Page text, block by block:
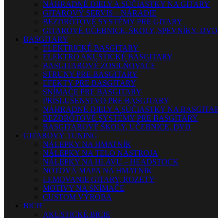
NÁHRADNÉ DIELY A SÚČIASTKY NA GITARY
GITAROVÝ SERVIS – NÁRADIE
BEZDRÔTOVÉ SYSTÉMY PRE GITARY
GITAROVÉ UČEBNICE, ŠKOLY, SPEVNÍKY, DVD
BASGITARY
ELEKTRICKÉ BASGITARY
ELEKTRO AKUSTICKÉ BASGITARY
BASGITAROVÉ ZOSILŇOVAČE
STRUNY PRE BASGITARY
EFEKTY PRE BASGITARY
SNÍMAČE PRE BASGITARY
PRÍSLUŠENSTVO PRE BASGITARY
NÁHRADNÉ DIELY A SÚČIASTKY NA
BEZDRÔTOVÉ SYSTÉMY PRE BASGITARY
BASGITAROVÉ ŠKOLY, UČEBNICE, DVD
GITAROVÝ TUNING
NÁLEPKY NA HMATNÍK
NÁLEPKY NA TELO NÁSTROJA
NÁLEPKY NA HLAVU – HEADSTOCK
NOTOVÁ MAPA NA HMATNÍK
LEMOVANIE GITARY, ROZETY
MOTÍVY NA SNÍMAČE
CUSTOM VÝROBA
BICIE
AKUSTICKÉ BICIE